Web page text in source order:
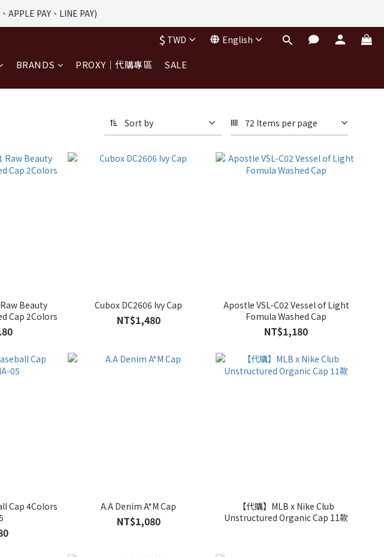
評價，即可獲得$30購物金
PAY、LINE PAY)
$ TWD English
BRANDS PROXY｜代購專區 SALE
Sort by 72 Items per page
Beauty
Cap 2Colors
Cubox DC2606 Ivy Cap
NT$1,480
Apostle VSL-C02 Vessel of Light
Fomula Washed Cap
NT$1,180
Cap 4Colors
A.A Denim A*M Cap
NT$1,080
【代購】MLB x Nike Club
Unstructured Organic Cap 11款